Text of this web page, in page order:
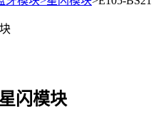
闪模块